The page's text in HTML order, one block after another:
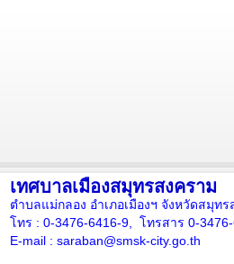
เทศบาลเมืองสมุทรสงคราม
ตำบลแม่กลอง อำเภอเมืองฯ จังหวัดสมุท
โทร : 0-3476-6416-9, โทรสาร 0-
E-mail : saraban@smsk-city.go.th